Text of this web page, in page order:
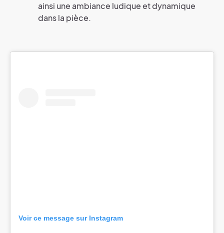
ainsi une ambiance ludique et dynamique
dans la pièce.
Voir ce message sur Instagram